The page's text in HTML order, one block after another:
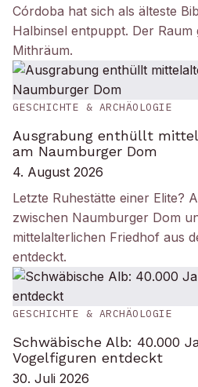
Córdoba hat sich als älteste
Halbinsel entpuppt. Der Raum
Mithräum.
GESCHICHTE & ARCHÄOLOGIE
Ausgrabung enthüllt
am Naumburger Dom
4. August 2026
Letzte Ruhestätte einer Elite?
zwischen Naumburger Dom
mittelalterlichen Friedhof aus
entdeckt.
GESCHICHTE & ARCHÄOLOGIE
Schwäbische Alb: 40.000
Vogelfiguren entdeckt
30. Juli 2026